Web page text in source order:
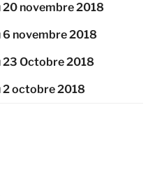
20 novembre 2018
6 novembre 2018
23 Octobre 2018
2 octobre 2018